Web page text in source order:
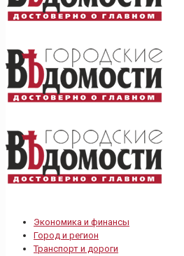
Экономика и финансы
Город и регион
Транспорт и дороги